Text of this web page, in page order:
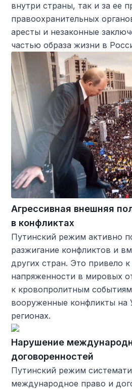
внутри страны, так и за ее
правоохранительных
аресты и незаконные
частью образа жизни в
Агрессивная внешняя
в конфликтах
Путинский режим активно
разжигание конфликтов и
других стран. Это привело
напряженности в мировых
к кровопролитным
вооруженные конфликты на
регионах.
Нарушение
договоренностей
Путинский режим
международное право и